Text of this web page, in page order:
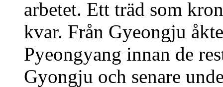
arbetet. Ett träd som
kvar. Från Gyeongju
Pyeongyang innan de
Gyongju och senare